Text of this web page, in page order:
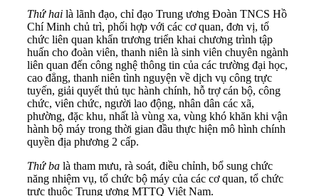
Thứ hai là lãnh đạo, chỉ đạo Trung ương Đoàn TNCS Hồ
Chí Minh chủ trì, phối hợp với các cơ quan, đơn vị, tổ
chức liên quan khẩn trương triển khai chương trình tập
huấn cho đoàn viên, thanh niên là sinh viên chuyên ngành
liên quan đến công nghệ thông tin của các trường đại học,
cao đẳng, thanh niên tình nguyện về dịch vụ công trực
tuyến, giải quyết thủ tục hành chính, hỗ trợ cán bộ, công
chức, viên chức, người lao động, nhân dân các xã,
phường, đặc khu, nhất là vùng xa, vùng khó khăn khi vận
hành bộ máy trong thời gian đầu thực hiện mô hình chính
quyền địa phương 2 cấp.
Thứ ba là tham mưu, rà soát, điều chỉnh, bổ sung chức
năng nhiệm vụ, tổ chức bộ máy của các cơ quan, tổ chức
trực thuộc Trung ương MTTQ Việt Nam.